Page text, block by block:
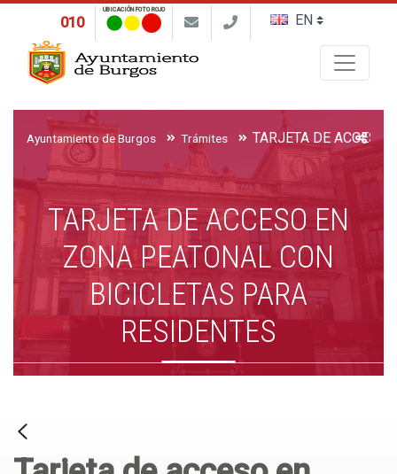
010
UBICACIÓN FOTO ROJO
Ayuntamiento de Burgos Trámites
TARJETA DE ACCESO EN
ZONA PEATONAL CON
BICICLETAS PARA
RESIDENTES